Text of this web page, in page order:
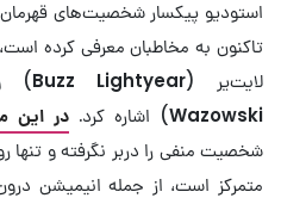
استودیو پیکسار شخصیت‌های
تاکنون به مخاطبان معرفی کرده
لایت‌یر (Buzz Lightyear
)
Wazowski) اشاره کرد. در این
شخصیت منفی را دربر نگرفته و
متمرکز است، از جمله انیمیشن